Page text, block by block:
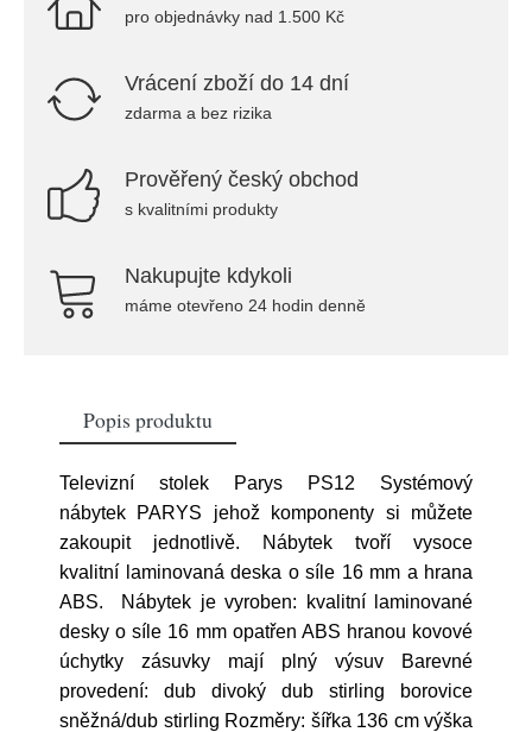
pro objednávky nad 1.500 Kč
Vrácení zboží do 14 dní
zdarma a bez rizika
Prověřený český obchod
s kvalitními produkty
Nakupujte kdykoli
máme otevřeno 24 hodin denně
Popis produktu
Televizní stolek Parys PS12 Systémový
nábytek PARYS jehož komponenty si můžete
zakoupit jednotlivě. Nábytek tvoří vysoce
kvalitní laminovaná deska o síle 16 mm a hrana
ABS. Nábytek je vyroben: kvalitní laminované
desky o síle 16 mm opatřen ABS hranou kovové
úchytky zásuvky mají plný výsuv Barevné
provedení: dub divoký dub stirling borovice
sněžná/dub stirling Rozměry: šířka 136 cm výška